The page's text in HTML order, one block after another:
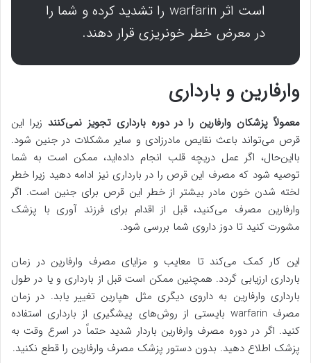
است اثر warfarin را تشدید کرده و شما را
در معرض خطر خونریزی قرار دهند.
وارفارین و بارداری
معمولاً پزشکان وارفارین را در دوره بارداری تجویز نمی‌کنند زیرا این
قرص می‌تواند باعث نقایص مادرزادی و سایر مشکلات در جنین شود.
بااین‌حال، اگر عمل دریچه قلب انجام داده‌اید، ممکن است به شما
توصیه شود که مصرف این قرص را در بارداری نیز ادامه دهید زیرا خطر
لخته شدن خون مادر بیشتر از خطر این قرص برای جنین است. اگر
وارفارین مصرف می‌کنید، قبل از اقدام برای فرزند آوری با پزشک
مشورت کنید تا دوز داروی شما بررسی شود.
این کار کمک می‌کند تا معایب و مزایای مصرف وارفارین در زمان
بارداری ارزیابی گردد. همچنین ممکن است قبل از بارداری و یا در طول
بارداری وارفارین به داروی دیگری مثل هپارین تغییر یابد. در زمان
مصرف warfarin بایستی از روش‌های پیشگیری از بارداری استفاده
کنید. اگر در دوره مصرف وارفارین باردار شدید حتماً در اسرع وقت به
پزشک اطلاع دهید. بدون دستور پزشک مصرف وارفارین را قطع نکنید.